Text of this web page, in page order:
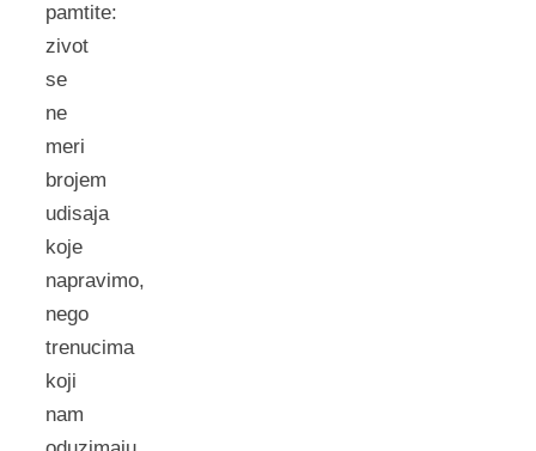
pamtite:
zivot
se
ne
meri
brojem
udisaja
koje
napravimo,
nego
trenucima
koji
nam